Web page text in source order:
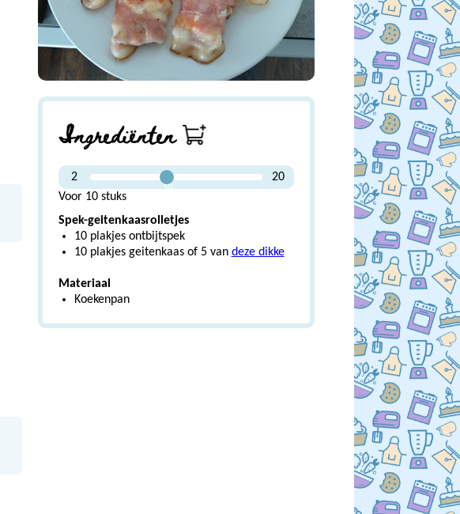
Ingrediënten
2
10
20
Voor 10 stuks
Spek-geitenkaasrolletjes
10 plakjes ontbijtspek
10 plakjes geitenkaas of 5 van deze dikke
Materiaal
Koekenpan